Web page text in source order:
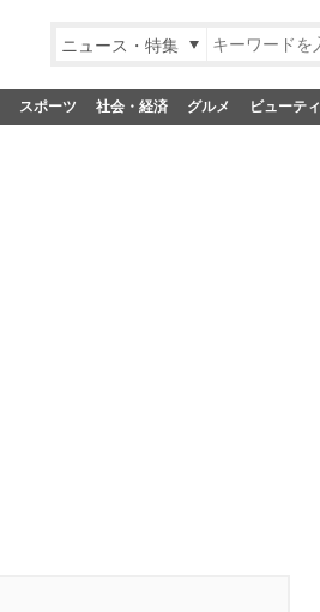
ニュース・特集
スポーツ 社会・経済 グルメ ビューティ